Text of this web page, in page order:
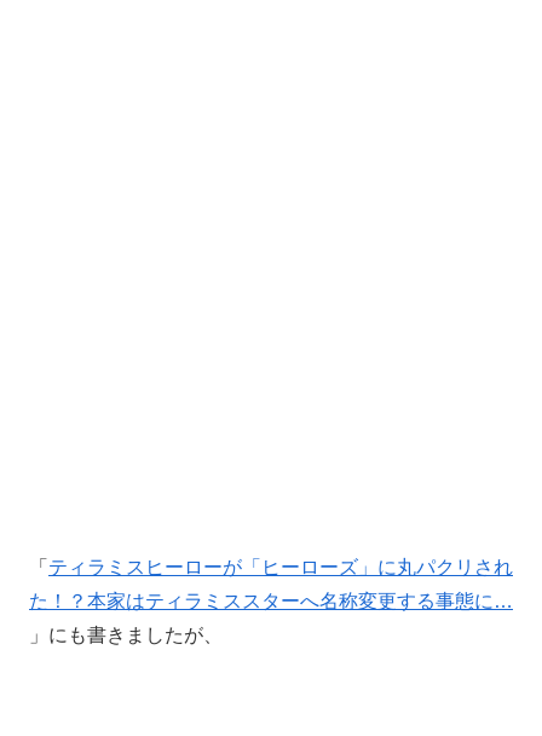
「 ティラミスヒーローが「ヒーローズ」に丸パクリされ
た！？本家はティラミススターへ名称変更する事態に…
」にも書きましたが、